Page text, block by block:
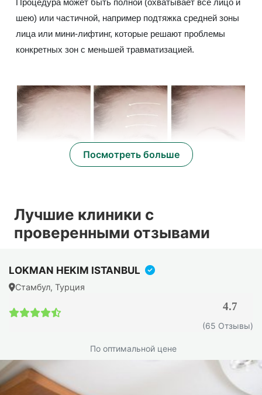
Процедура может быть полной (охватывает все лицо и
шею) или частичной, например подтяжка средней зоны
лица или мини-лифтинг, которые решают проблемы
конкретных зон с меньшей травматизацией.
Предоперационная
подготовка к подтяжке лица в
Турции
обследование. Это не формальность, а необходимость.
Мы предлагаем первую бесплатную
видеоконсультацию, где хирург оценивает ваше лицо,
Посмотреть больше
Лучшие клиники с
проверенными отзывами
LOKMAN HEKIM ISTANBUL
Стамбул, Турция
4.7
(65 Отзывы)
По оптимальной цене